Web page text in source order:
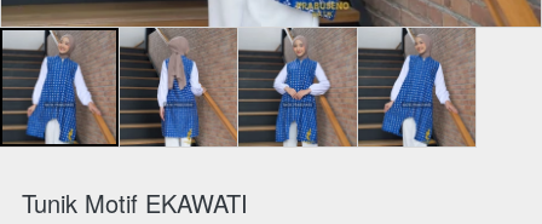
Tunik Motif EKAWATI